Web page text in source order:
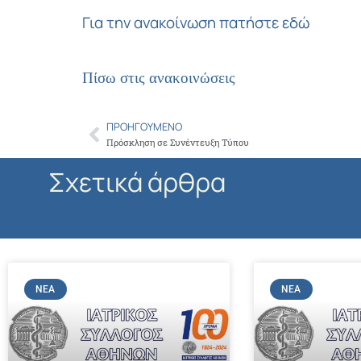
Για την ανακοίνωση πατήστε εδώ
Πίσω στις ανακοινώσεις
Prev
ΠΡΟΗΓΟΎΜΕΝΟ
Πρόσκληση σε Συνέντευξη Τύπου
Σχετικά άρθρα
ΝΈΑ ΝΈΑ